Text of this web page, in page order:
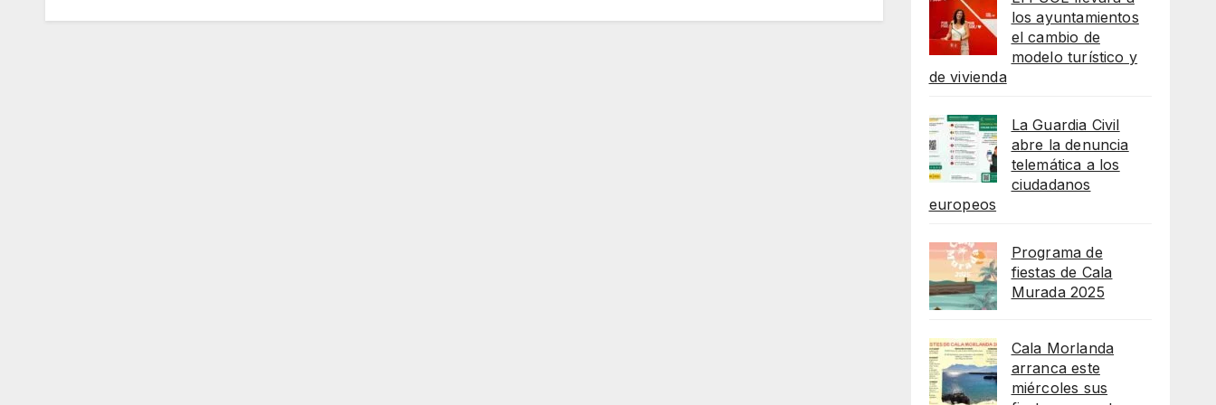
los ayuntamientos
el cambio de
modelo turístico y
de vivienda
La Guardia Civil
abre la denuncia
telemática a los
ciudadanos
europeos
Programa de
fiestas de Cala
Murada 2025
Cala Morlanda
arranca este
miércoles sus